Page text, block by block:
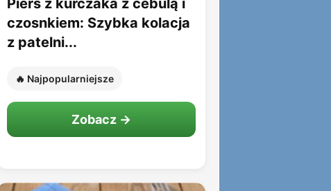
Pierś z kurczaka z cebulą i
czosnkiem: Szybka kolacja
z patelni...
🔥 Najpopularniejsze
Zobacz →